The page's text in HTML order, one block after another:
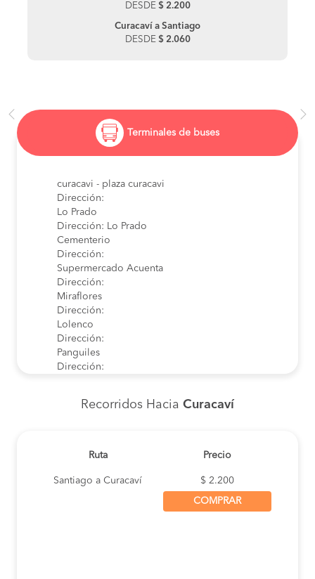
DESDE $ 2.200
Curacaví a Santiago
DESDE $ 2.060
Terminales de buses
curacavi - plaza curacavi
Dirección:
Lo Prado
Dirección: Lo Prado
Cementerio
Dirección:
Supermercado Acuenta
Dirección:
Miraflores
Dirección:
Lolenco
Dirección:
Panguiles
Dirección:
Plaza Curacavi (Mall Chino)
Dirección: Pesaje Curacaví
Dirección:
Recorridos Hacia Curacaví
Ruta Precio
Santiago a Curacaví $ 2.200
COMPRAR